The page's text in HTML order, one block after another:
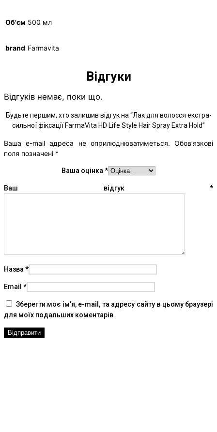
Об'єм 500 мл
brand Farmavita
Відгуки
Відгуків немає, поки що.
Будьте першим, хто залишив відгук на “Лак для волосся екстра-
сильної фіксації FarmaVita HD Life Style Hair Spray Extra Hold”
Ваша e-mail адреса не оприлюднюватиметься. Обов’язкові
поля позначені *
Ваша оцінка *
Ваш відгук *
Назва *
Email *
Зберегти моє ім'я, e-mail, та адресу сайту в цьому браузері
для моїх подальших коментарів.